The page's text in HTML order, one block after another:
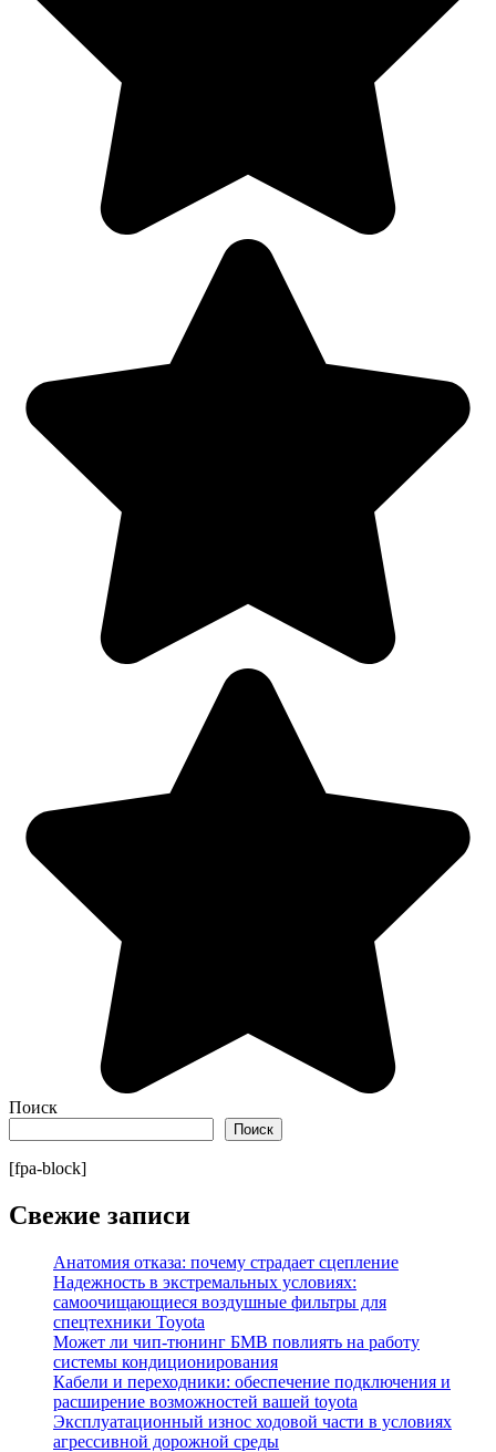
Поиск
Поиск
[fpa-block]
Свежие записи
Анатомия отказа: почему страдает сцепление
Надежность в экстремальных условиях:
самоочищающиеся воздушные фильтры для
спецтехники Toyota
Может ли чип-тюнинг БМВ повлиять на работу
системы кондиционирования
Кабели и переходники: обеспечение подключения и
расширение возможностей вашей toyota
Эксплуатационный износ ходовой части в условиях
агрессивной дорожной среды